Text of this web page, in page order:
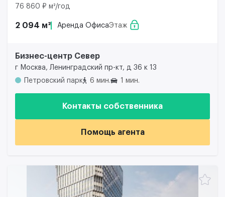
76 860 ₽ м²/год
2 094 м² Аренда ОфисаЭтаж
Бизнес-центр Север
г Москва, Ленинградский пр-кт, д 36 к 13
Петровский парк
6 мин. 1 мин.
Контакты собственника
Помощь агента